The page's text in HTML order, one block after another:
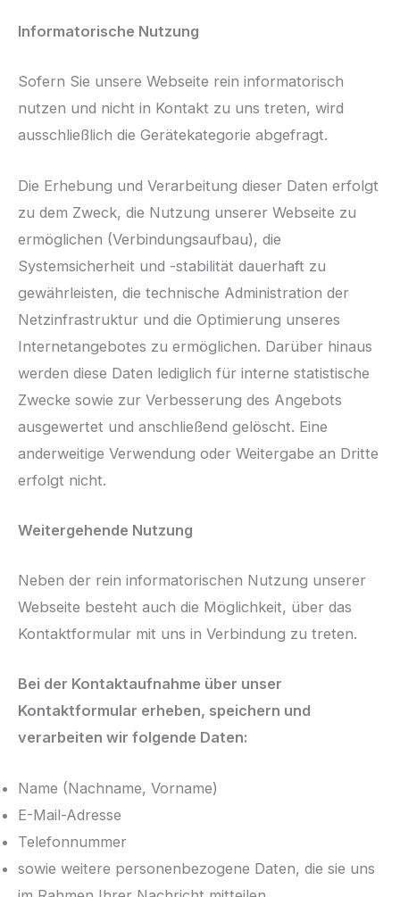
Informatorische Nutzung
Sofern Sie unsere Webseite rein informatorisch
nutzen und nicht in Kontakt zu uns treten, wird
ausschließlich die Gerätekategorie abgefragt.
Die Erhebung und Verarbeitung dieser Daten erfolgt
zu dem Zweck, die Nutzung unserer Webseite zu
ermöglichen (Verbindungsaufbau), die
Systemsicherheit und -stabilität dauerhaft zu
gewährleisten, die technische Administration der
Netzinfrastruktur und die Optimierung unseres
Internetangebotes zu ermöglichen. Darüber hinaus
werden diese Daten lediglich für interne statistische
Zwecke sowie zur Verbesserung des Angebots
ausgewertet und anschließend gelöscht. Eine
anderweitige Verwendung oder Weitergabe an Dritte
erfolgt nicht.
Weitergehende Nutzung
Neben der rein informatorischen Nutzung unserer
Webseite besteht auch die Möglichkeit, über das
Kontaktformular mit uns in Verbindung zu treten.
Bei der Kontaktaufnahme über unser
Kontaktformular erheben, speichern und
verarbeiten wir folgende Daten:
Name (Nachname, Vorname)
E-Mail-Adresse
Telefonnummer
sowie weitere personenbezogene Daten, die sie uns